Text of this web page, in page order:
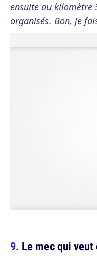
ensuite au kilomètre
organisés. Bon, je
Le mec qui